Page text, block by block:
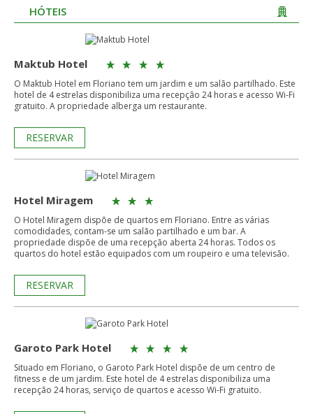
HÓTEIS
Maktub Hotel
O Maktub Hotel em Floriano tem um jardim e um salão partilhado. Este
hotel de 4 estrelas disponibiliza uma recepção 24 horas e acesso Wi-Fi
gratuito. A propriedade alberga um restaurante.
RESERVAR
Hotel Miragem
O Hotel Miragem dispõe de quartos em Floriano. Entre as várias
comodidades, contam-se um salão partilhado e um bar. A
propriedade dispõe de uma recepção aberta 24 horas. Todos os
quartos do hotel estão equipados com um roupeiro e uma televisão.
RESERVAR
Garoto Park Hotel
Situado em Floriano, o Garoto Park Hotel dispõe de um centro de
fitness e de um jardim. Este hotel de 4 estrelas disponibiliza uma
recepção 24 horas, serviço de quartos e acesso Wi-Fi gratuito.